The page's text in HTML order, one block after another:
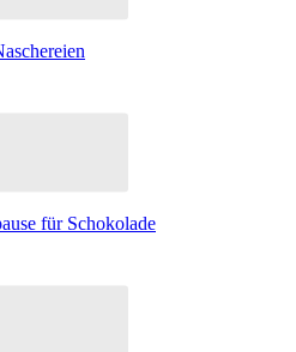
für Schokolade